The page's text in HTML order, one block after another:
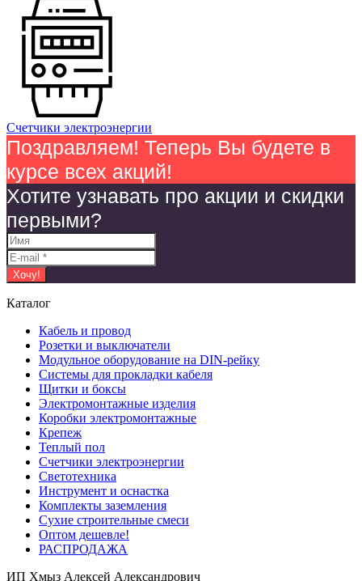
Счетчики электроэнергии
Поздравляем! Теперь Вы будете в
курсе всех акций!
Хотите узнавать про акции и скидки
первыми?
Каталог
Кабель и провод
Розетки и выключатели
Модульное оборудование на DIN-рейку
Системы для прокладки кабеля
Щитки и боксы
Электромонтажные изделия
Коробки электромонтажные
Крепеж
Теплый пол
Счетчики электроэнергии
Светотехника
Инструмент и оснастка
Комплекты заземления
Сухие строительные смеси
Оптом дешевле!
РАСПРОДАЖА
ИП Хмыз Алексей Александрович